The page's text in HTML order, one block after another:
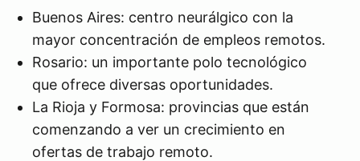
Buenos Aires: centro neurálgico con la
mayor concentración de empleos remotos.
Rosario: un importante polo tecnológico
que ofrece diversas oportunidades.
La Rioja y Formosa: provincias que están
comenzando a ver un crecimiento en
ofertas de trabajo remoto.